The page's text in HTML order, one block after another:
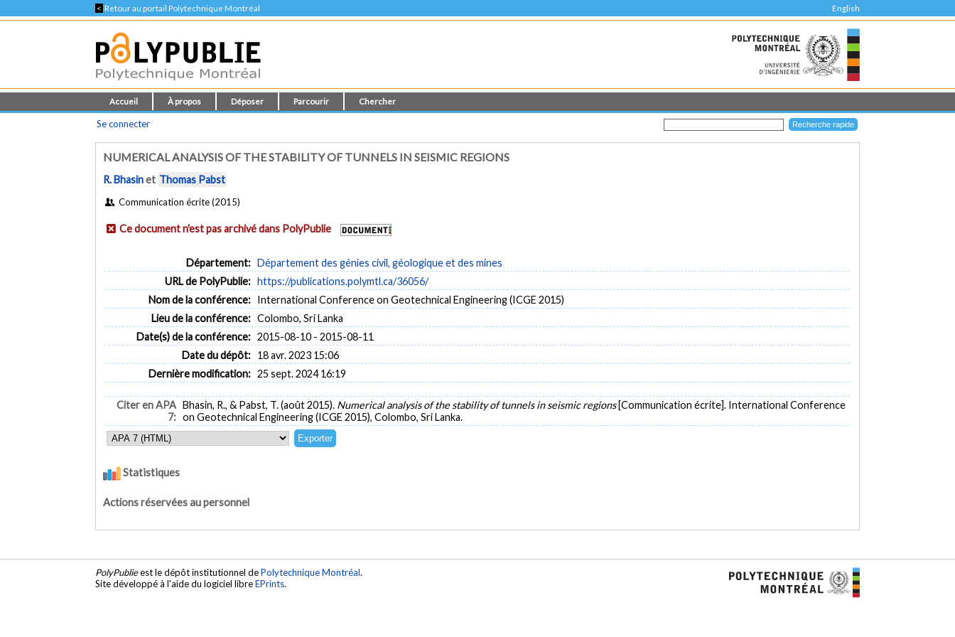
< Retour au portail Polytechnique Montréal English
Accueil À propos Déposer Parcourir Chercher
Se connecter
NUMERICAL ANALYSIS OF THE STABILITY OF TUNNELS IN SEISMIC REGIONS
R. Bhasinet Thomas Pabst
Communication écrite (2015)
Ce document n'est pas archivé dans PolyPublie
Département: Département des génies civil, géologique et des mines
URL de PolyPublie: https://publications.polymtl.ca/36056/
Nom de la conférence: International Conference on Geotechnical Engineering (ICGE 2015)
Lieu de la conférence: Colombo, Sri Lanka
Date(s) de la conférence: 2015-08-10 - 2015-08-11
Date du dépôt: 18 avr. 2023 15:06
Dernière modification: 25 sept. 2024 16:19
Citer en APA
7:
Bhasin, R., & Pabst, T. (août 2015). Numerical analysis of the stability of tunnels in seismic regions [Communication écrite]. International Conference
on Geotechnical Engineering (ICGE 2015), Colombo, Sri Lanka.
Statistiques
Actions réservées au personnel
PolyPublieest le dépôt institutionnel dePolytechnique Montréal.
Site développé à l'aide du logiciel libreEPrints.